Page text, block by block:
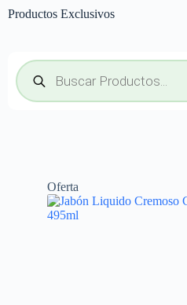
Productos Exclusivos
Oferta